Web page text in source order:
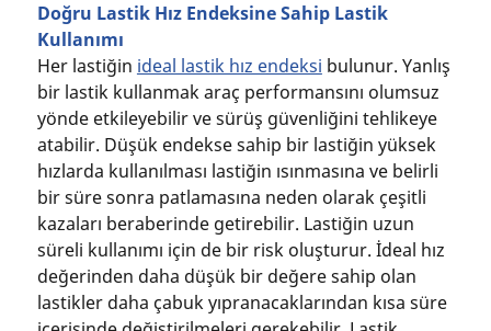
Doğru Lastik Hız Endeksine Sahip Lastik
Kullanımı
Her lastiğin ideal lastik hız endeksi bulunur. Yanlış
bir lastik kullanmak araç performansını olumsuz
yönde etkileyebilir ve sürüş güvenliğini tehlikeye
atabilir. Düşük endekse sahip bir lastiğin yüksek
hızlarda kullanılması lastiğin ısınmasına ve belirli
bir süre sonra patlamasına neden olarak çeşitli
kazaları beraberinde getirebilir. Lastiğin uzun
süreli kullanımı için de bir risk oluşturur. İdeal hız
değerinden daha düşük bir değere sahip olan
lastikler daha çabuk yıpranacaklarından kısa süre